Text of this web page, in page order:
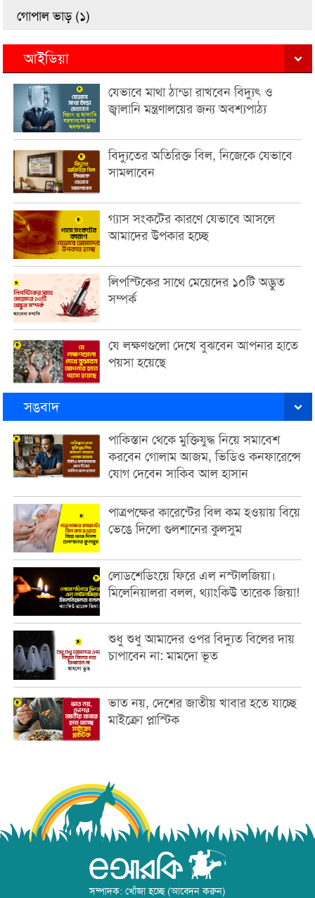
গোপাল ভাড় (১)
আইডিয়া
যেভাবে মাথা ঠান্ডা রাখবেন বিদ্যুৎ ও
জ্বালানি মন্ত্রণালয়ের জন্য অবশ্যপাঠ্য
বিদ্যুতের অতিরিক্ত বিল, নিজেকে যেভাবে
সামলাবেন
গ্যাস সংকটের কারণে যেভাবে আসলে
আমাদের উপকার হচ্ছে
লিপস্টিকের সাথে মেয়েদের ১০টি অদ্ভুত
সম্পর্ক
যে লক্ষণগুলো দেখে বুঝবেন আপনার হাতে
পয়সা হয়েছে
সঙবাদ
পাকিস্তান থেকে মুক্তিযুদ্ধ নিয়ে সমাবেশ
করবেন গোলাম আজম, ভিডিও কনফারেন্সে
যোগ দেবেন সাকিব আল হাসান
পাত্রপক্ষের কারেন্টের বিল কম হওয়ায় বিয়ে
ভেঙে দিলো গুলশানের কুলসুম
লোডশেডিংয়ে ফিরে এল নস্টালজিয়া।
মিলেনিয়ালরা বলল, থ্যাংকিউ তারেক জিয়া!
শুধু শুধু আমাদের ওপর বিদ্যুত বিলের দায়
চাপাবেন না: মামদো ভূত
ভাত নয়, দেশের জাতীয় খাবার হতে যাচ্ছে
মাইক্রো প্লাস্টিক
সম্পাদক: খোঁজা হচ্ছে (আবেদন করুন)